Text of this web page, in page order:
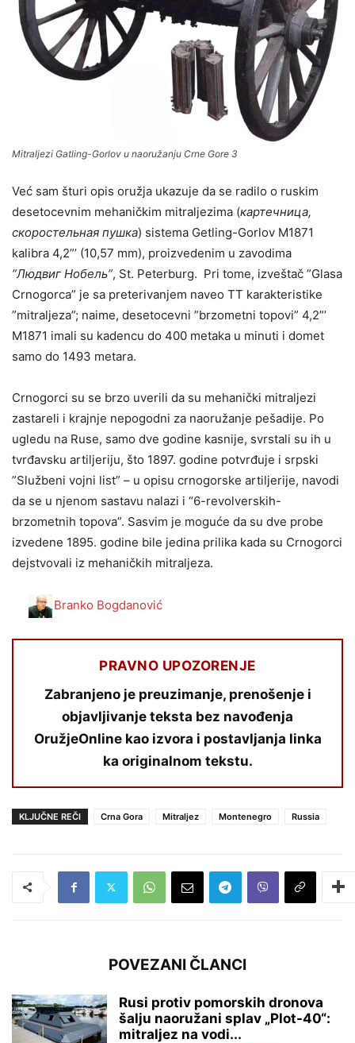
Mitraljezi Gatling-Gorlov u naoružanju Crne Gore 3
Već sam šturi opis oružja ukazuje da se radilo o ruskim
desetocevnim mehaničkim mitraljezima (картечница,
скоростельная пушка) sistema Getling-Gorlov M1871
kalibra 4,2”’ (10,57 mm), proizvedenim u zavodima
”Людвиг Нобель”, St. Peterburg. Pri tome, izveštač ”Glasa
Crnogorca” je sa preterivanjem naveo TT karakteristike
”mitraljeza”; naime, desetocevni ”brzometni topovi” 4,2”’
M1871 imali su kadencu do 400 metaka u minuti i domet
samo do 1493 metara.
Crnogorci su se brzo uverili da su mehanički mitraljezi
zastareli i krajnje nepogodni za naoružanje pešadije. Po
ugledu na Ruse, samo dve godine kasnije, svrstali su ih u
tvrđavsku artiljeriju, što 1897. godine potvrđuje i srpski
”Službeni vojni list” – u opisu crnogorske artiljerije, navodi
da se u njenom sastavu nalazi i “6-revolverskih-
brzometnih topova”. Sasvim je moguće da su dve probe
izvedene 1895. godine bile jedina prilika kada su Crnogorci
dejstvovali iz mehaničkih mitraljeza.
Branko Bogdanović
PRAVNO UPOZORENJE
Zabranjeno je preuzimanje, prenošenje i
objavljivanje teksta bez navođenja
OružjeOnline kao izvora i postavljanja linka
ka originalnom tekstu.
KLJUČNE REČI Crna Gora Mitraljez Montenegro Russia
POVEZANI ČLANCI
Rusi protiv pomorskih dronova
šalju naoružani splav „Plot-40“:
mitraljez na vodi...